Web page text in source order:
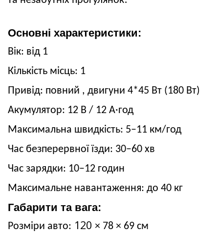
Основні характеристики:
Вік: від 1
Кількість місць: 1
Привід: повний , двигуни 4*45 Вт (180 Вт)
Акумулятор: 12 В / 12 А·год
Максимальна швидкість: 5–11 км/год
Час безперервної їзди: 30–60 хв
Час зарядки: 10–12 годин
Максимальне навантаження: до 40 кг
Габарити та вага:
Розміри авто: 120 × 78 × 69 см